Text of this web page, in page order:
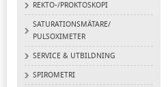
REKTO-/PROKTOSKOPI
SATURATIONSMÄTARE/
PULSOXIMETER
SERVICE & UTBILDNING
SPIROMETRI